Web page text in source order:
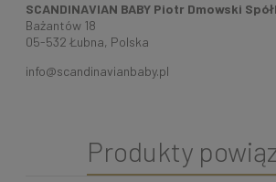
SCANDINAVIAN BABY Piotr Dmowski
Bażantów 18
05-532 Łubna, Polska
info@scandinavianbaby.pl
Produkty